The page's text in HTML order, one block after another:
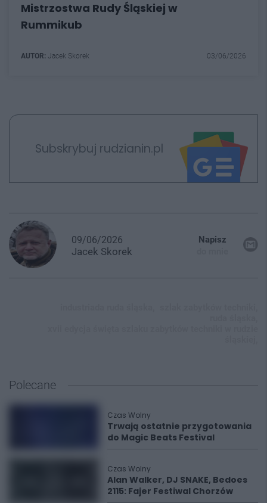
Mistrzostwa Rudy Śląskiej w
Rummikub
AUTOR: Jacek Skorek 03/06/2026
Subskrybuj rudzianin.pl
09/06/2026
Jacek Skorek
Napisz
Polecane
Czas Wolny
Trwają ostatnie przygotowania
do Magic Beats Festival
Czas Wolny
Alan Walker, DJ SNAKE, Bedoes
2115: Fajer Festiwal Chorzów